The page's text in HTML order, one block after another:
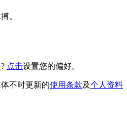
。
点击设置您的偏好。
不时更新的使用条款及个人资料